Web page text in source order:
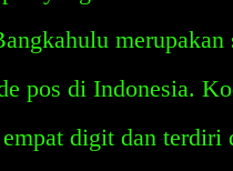
merupakan
pos di Indonesia.
digit dan terdiri